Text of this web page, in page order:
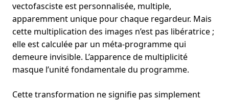
vectofasciste est personnalisée, multiple,
apparemment unique pour chaque regardeur. Mais
cette multiplication des images n’est pas libératrice ;
elle est calculée par un méta-programme qui
demeure invisible. L’apparence de multiplicité
masque l’unité fondamentale du programme.
Cette transformation ne signifie pas simplement